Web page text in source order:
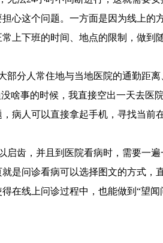
心这个问题。一方面是因为线上的
上下班的时间、地点的限制，做到
分人常住地与当地医院的通勤距
啥事的时候，我直接空出一天去医
病人可以直接拿起手机，寻找当前
齿，并且到医院看病时，需要一
是问诊看病可以选择图文的方式，
在线上问诊过程中，也能做到“望